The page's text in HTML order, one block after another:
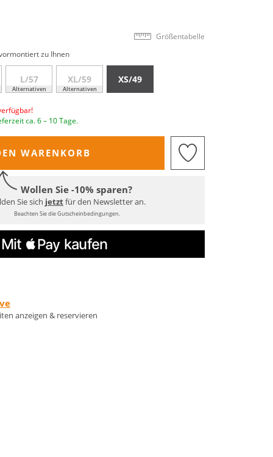
Größentabelle
zu Ihnen
L/57
Alternativen
XL/59
Alternativen
XS/49
ca. 6 – 10 Tage.
WARENKORB
Wollen Sie -10% sparen?
Sie sich jetztfür den Newsletter an.
Beachten Sie die Gutscheinbedingungen.
anzeigen & reservieren